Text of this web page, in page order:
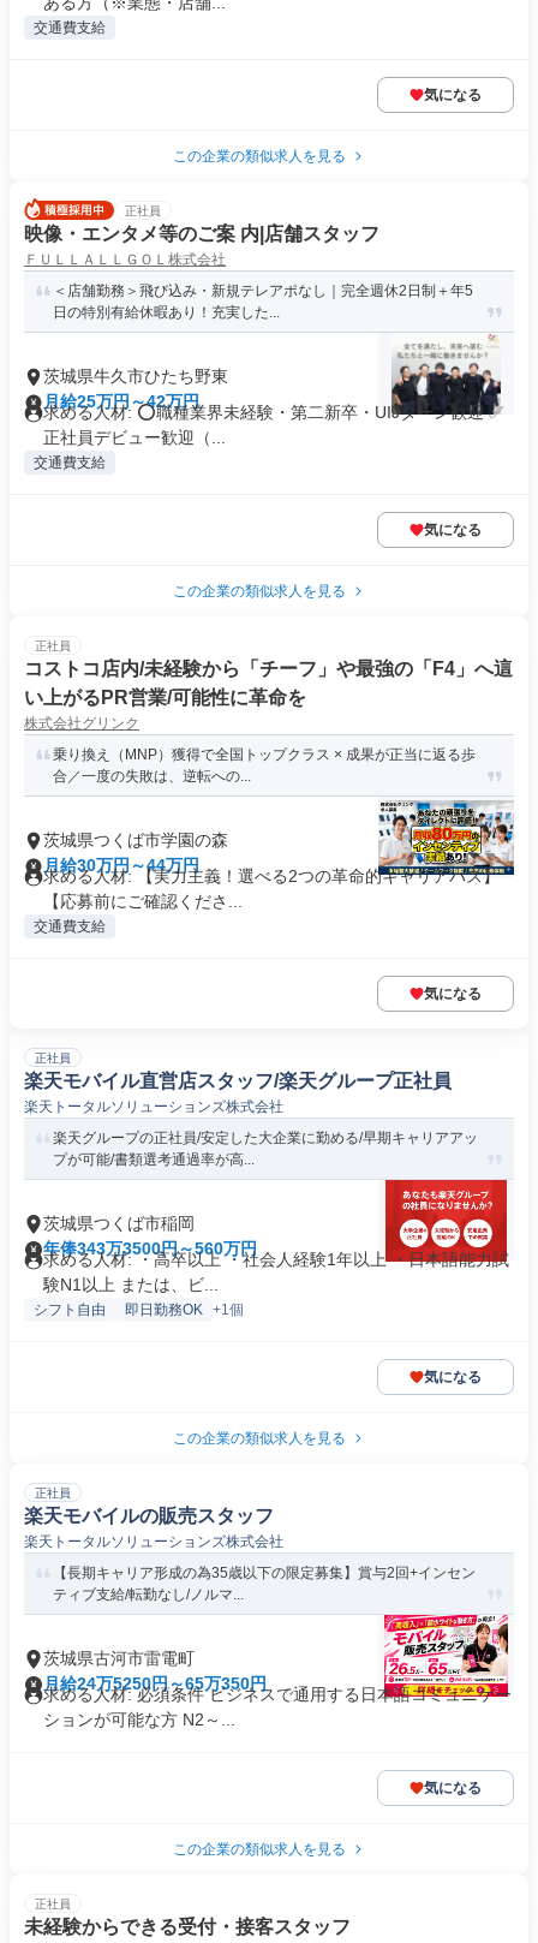
交通費支給
気になる
この企業の類似求人を見る
正社員
映像・エンタメ等のご案 内|店舗スタッフ
ＦＵＬＬＡＬＬＧＯＬ株式会社
＜店舗勤務＞飛び込み・新規テレアポなし｜完全週休2日制＋年5
日の特別有給休暇あり！充実した...
茨城県牛久市ひたち野東
月給25万円～42万円
求める人材: ⭕職種業界未経験・第二新卒・UIJターン歓迎 ✅
正社員デビュー歓迎（...
交通費支給
気になる
この企業の類似求人を見る
正社員
コストコ店内/未経験から「チーフ」や最強の「F4」へ這
い上がるPR営業/可能性に革命を
株式会社グリンク
乗り換え（MNP）獲得で全国トップクラス × 成果が正当に返る歩
合／一度の失敗は、逆転への...
茨城県つくば市学園の森
月給30万円～44万円
求める人材: 【実力主義！選べる2つの革命的キャリアパス】
【応募前にご確認くださ...
交通費支給
気になる
正社員
楽天モバイル直営店スタッフ/楽天グループ正社員
楽天トータルソリューションズ株式会社
楽天グループの正社員/安定した大企業に勤める/早期キャリアアッ
プが可能/書類選考通過率が高...
茨城県つくば市稲岡
年俸343万3500円～560万円
求める人材: ・高卒以上 ・社会人経験1年以上 ・日本語能力試
験N1以上 または、ビ...
シフト自由 即日勤務OK +1個
気になる
この企業の類似求人を見る
正社員
楽天モバイルの販売スタッフ
楽天トータルソリューションズ株式会社
【長期キャリア形成の為35歳以下の限定募集】賞与2回+インセン
ティブ支給/転勤なし/ノルマ...
茨城県古河市雷電町
月給24万5250円～65万350円
求める人材: 必須条件 ビジネスで通用する日本語コミュニケー
ションが可能な方 N2～...
気になる
この企業の類似求人を見る
正社員
未経験からできる受付・接客スタッフ